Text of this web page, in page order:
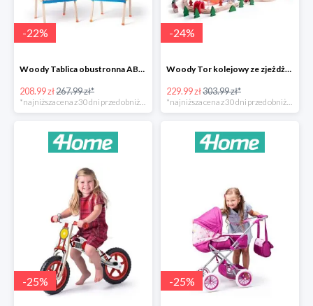
-22%
Woody Tablica obustronna ABC -22%
208.99 zł267.99 zł*
*najniższa cena z 30 dni przed obniżką
-24%
Woody Tor kolejowy ze zjeżdżalnią i żurawiem -24%
229.99 zł303.99 zł*
*najniższa cena z 30 dni przed obniżką
-25% -25%